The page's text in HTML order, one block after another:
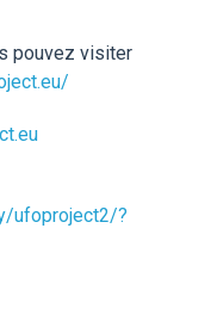
pouvez visiter
ufoproject2/?